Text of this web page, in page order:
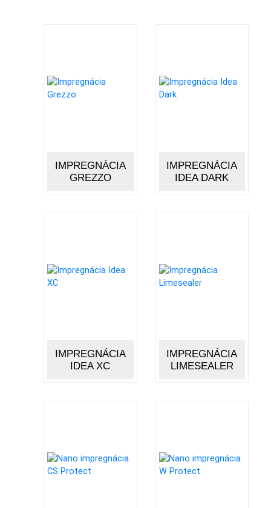
IMPREGNÁCIA
GREZZO
IMPREGNÁCIA
IDEA DARK
IMPREGNÁCIA
IDEA XC
IMPREGNÁCIA
LIMESEALER
VYHĽADÁVANIE